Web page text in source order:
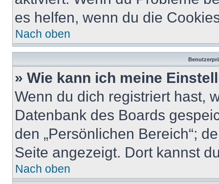
es helfen, wenn du die
Nach oben
» Wie kann ich meine
Wenn du dich registriert hast,
Datenbank des Boards
den „Persönlichen Bereich“;
Seite angezeigt. Dort kannst
Nach oben